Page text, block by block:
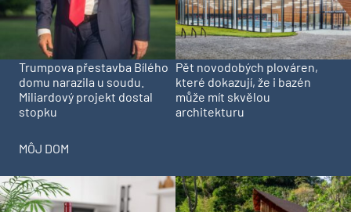
Trumpova přestavba Bílého
domu narazila u soudu.
Miliardový projekt dostal
stopku
Pět novodobých plováren,
které dokazují, že i bazén
může mít skvělou
architekturu
MÔJ DOM